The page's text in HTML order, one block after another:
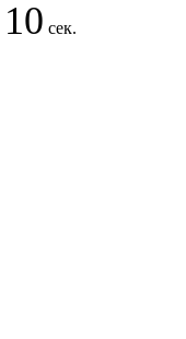
10 сек.